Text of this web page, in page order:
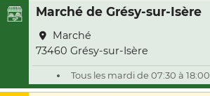
Marché de Grésy-sur-Isère
Marché
73460 Grésy-sur-Isère
Tous les mardi de 07:30 à 18:00